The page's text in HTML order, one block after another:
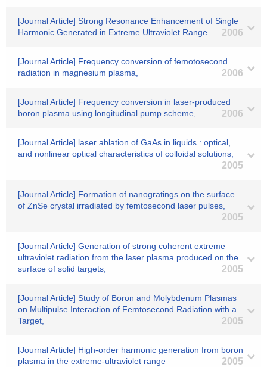
[Journal Article] Strong Resonance Enhancement of Single
Harmonic Generated in Extreme Ultraviolet Range
2006
[Journal Article] Frequency conversion of femotosecond
radiation in magnesium plasma,
2006
[Journal Article] Frequency conversion in laser-produced
boron plasma using longitudinal pump scheme,
2006
[Journal Article] laser ablation of GaAs in liquids : optical,
and nonlinear optical characteristics of colloidal solutions,
2005
[Journal Article] Formation of nanogratings on the surface
of ZnSe crystal irradiated by femtosecond laser pulses,
2005
[Journal Article] Generation of strong coherent extreme
ultraviolet radiation from the laser plasma produced on the
surface of solid targets,
2005
[Journal Article] Study of Boron and Molybdenum Plasmas
on Multipulse Interaction of Femtosecond Radiation with a
Target,
2005
[Journal Article] High-order harmonic generation from boron
plasma in the extreme-ultraviolet range
2005